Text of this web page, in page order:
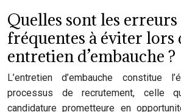
Quelles sont les erreurs
fréquentes à éviter lors
entretien d’embauche ?
L’entretien d’embauche constitue
processus de recrutement, celle
candidature prometteure en